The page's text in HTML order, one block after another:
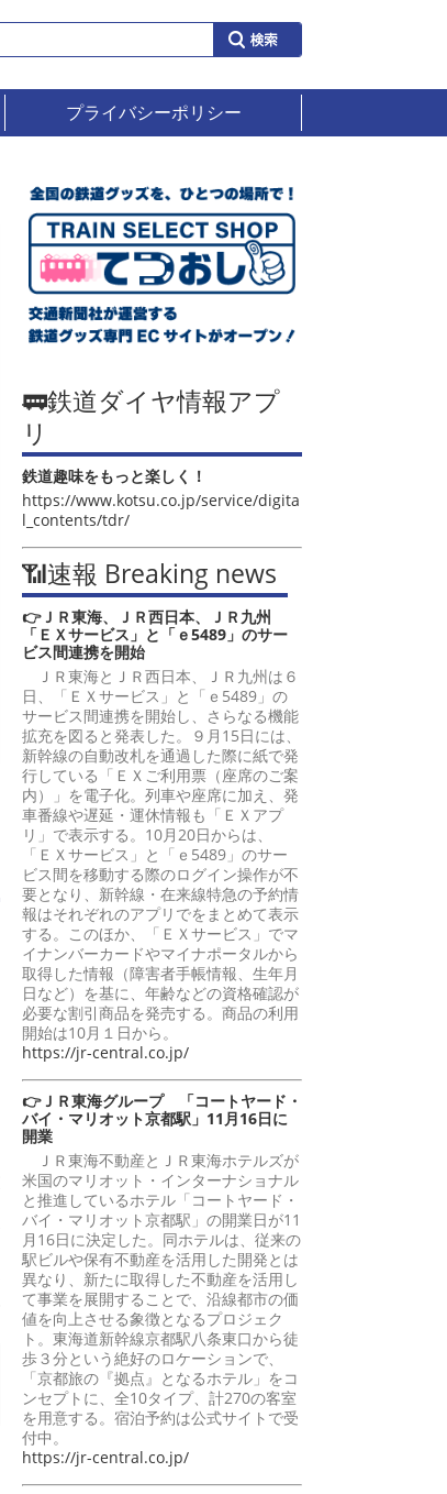
プライバシーポリシー
🚃鉄道ダイヤ情報アプ
リ
鉄道趣味をもっと楽しく！
https://www.kotsu.co.jp/service/digita
l_contents/tdr/
📶速報 Breaking news
👉ＪＲ東海、ＪＲ西日本、ＪＲ九州
「ＥＸサービス」と「ｅ5489」のサー
ビス間連携を開始
ＪＲ東海とＪＲ西日本、ＪＲ九州は６
日、「ＥＸサービス」と「ｅ5489」の
サービス間連携を開始し、さらなる機能
拡充を図ると発表した。９月15日には、
新幹線の自動改札を通過した際に紙で発
行している「ＥＸご利用票（座席のご案
内）」を電子化。列車や座席に加え、発
車番線や遅延・運休情報も「ＥＸアプ
リ」で表示する。10月20日からは、
「ＥＸサービス」と「ｅ5489」のサー
ビス間を移動する際のログイン操作が不
要となり、新幹線・在来線特急の予約情
報はそれぞれのアプリでをまとめて表示
する。このほか、「ＥＸサービス」でマ
イナンバーカードやマイナポータルから
取得した情報（障害者手帳情報、生年月
日など）を基に、年齢などの資格確認が
必要な割引商品を発売する。商品の利用
開始は10月１日から。
https://jr-central.co.jp/
👉ＪＲ東海グループ 「コートヤード・
バイ・マリオット京都駅」11月16日に
開業
ＪＲ東海不動産とＪＲ東海ホテルズが
米国のマリオット・インターナショナル
と推進しているホテル「コートヤード・
バイ・マリオット京都駅」の開業日が11
月16日に決定した。同ホテルは、従来の
駅ビルや保有不動産を活用した開発とは
異なり、新たに取得した不動産を活用し
て事業を展開することで、沿線都市の価
値を向上させる象徴となるプロジェク
ト。東海道新幹線京都駅八条東口から徒
歩３分という絶好のロケーションで、
「京都旅の『拠点』となるホテル」をコ
ンセプトに、全10タイプ、計270の客室
を用意する。宿泊予約は公式サイトで受
付中。
https://jr-central.co.jp/